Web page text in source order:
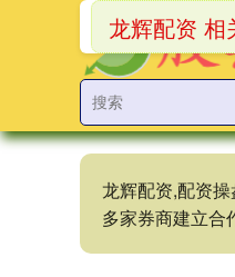
龙辉配资,配资
多家券商建立合
龙辉配资 相